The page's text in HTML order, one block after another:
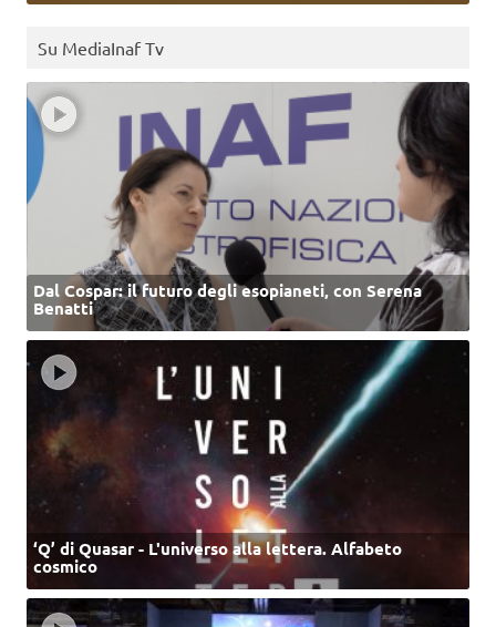
Su MediaInaf Tv
Dal Cospar: il futuro degli esopianeti, con Serena
Benatti
‘Q’ di Quasar - L'universo alla lettera. Alfabeto
cosmico